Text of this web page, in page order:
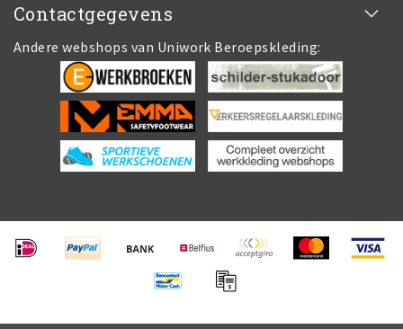
Contactgegevens
Andere webshops van Uniwork Beroepskleding: